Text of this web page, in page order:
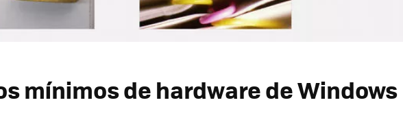
mínimos de hardware de Windows